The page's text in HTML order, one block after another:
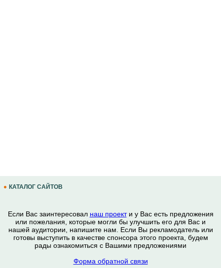
КАТАЛОГ САЙТОВ
Если Вас заинтересовал наш проекти у Вас есть предложения
или пожелания, которые могли бы улучшить его для Вас и
нашей аудитории, напишите нам. Если Вы рекламодатель или
готовы выступить в качестве спонсора этого проекта, будем
рады ознакомиться с Вашими предложениями
Форма обратной связи